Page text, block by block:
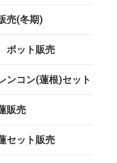
売(冬期)
ポット販売
ンコン(蓮根)セット
販売
セット販売